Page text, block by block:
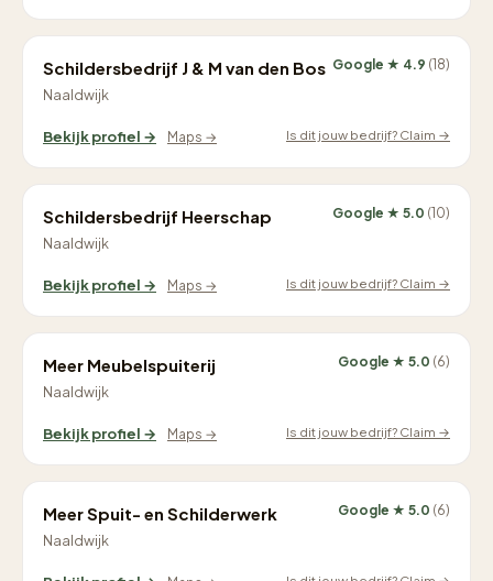
Schildersbedrijf J & M van den Bos
Naaldwijk
Google ★ 4.9 (18)
Bekijk profiel → Maps → Is dit jouw bedrijf? Claim →
Schildersbedrijf Heerschap
Naaldwijk
Google ★ 5.0 (10)
Bekijk profiel → Maps → Is dit jouw bedrijf? Claim →
Meer Meubelspuiterij
Naaldwijk
Google ★ 5.0 (6)
Bekijk profiel → Maps → Is dit jouw bedrijf? Claim →
Meer Spuit- en Schilderwerk
Naaldwijk
Google ★ 5.0 (6)